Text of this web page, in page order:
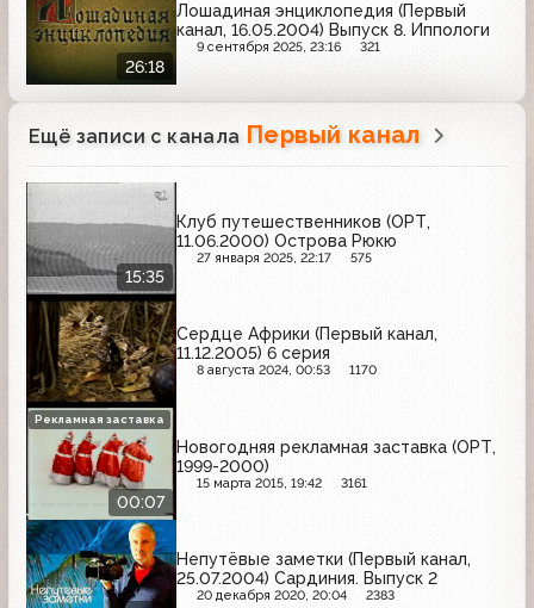
26:18
Лошадиная энциклопедия (Первый
канал, 16.05.2004) Выпуск 8. Иппологи
9 сентября 2025, 23:16 321
Ещё записи с канала Первый канал
15:35
Клуб путешественников (ОРТ,
11.06.2000) Острова Рюкю
27 января 2025, 22:17 575
Сердце Африки (Первый канал,
11.12.2005) 6 серия
8 августа 2024, 00:53 1170
00:07
Новогодняя рекламная заставка (ОРТ,
1999-2000)
15 марта 2015, 19:42 3161
Рекламная заставка
Непутёвые заметки (Первый канал,
25.07.2004) Сардиния. Выпуск 2
20 декабря 2020, 20:04 2383